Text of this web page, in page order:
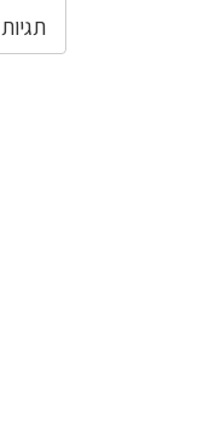
תגיות